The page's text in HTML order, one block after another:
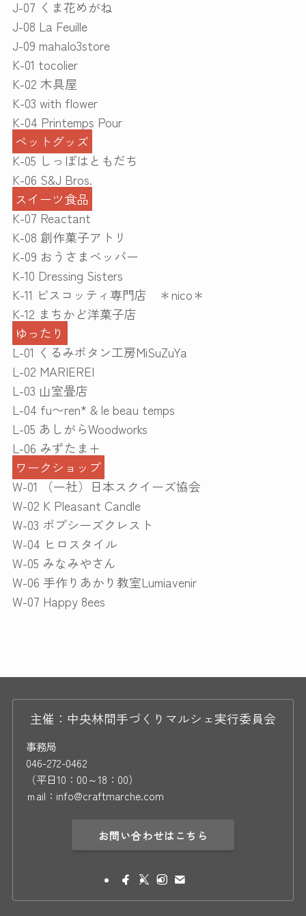
J-07 くま花めがね
J-08 La Feuille
J-09 mahalo3store
K-01 tocolier
K-02 木具屋
K-03 with flower
K-04 Printemps Pour
ペットグッズ
K-05 しっぽはともだち
K-06 S&J Bros.
スイーツ食品
K-07 Reactant
K-08 創作菓子アトリ
K-09 おうさまペッパー
K-10 Dressing Sisters
K-11 ビスコッティ専門店 ＊nico＊
K-12 まちかど洋菓子店
ゆったり
L-01 くるみボタン工房MiSuZuYa
L-02 MARIEREI
L-03 山室畳店
L-04 fu〜ren* & le beau temps
L-05 あしがらWoodworks
L-06 みずたま+
ワークショップ
W-01 （一社）日本スクイーズ協会
W-02 K Pleasant Candle
W-03 ポプシーズクレスト
W-04 ヒロスタイル
W-05 みなみやさん
W-06 手作りあかり教室Lumiavenir
W-07 Happy 8ees
主催：中央林間手づくりマルシェ実行委員会
事務局
046-272-0462
（平日10：00～18：00）
ｍail：info@craftmarche.com
お問い合わせはこちら